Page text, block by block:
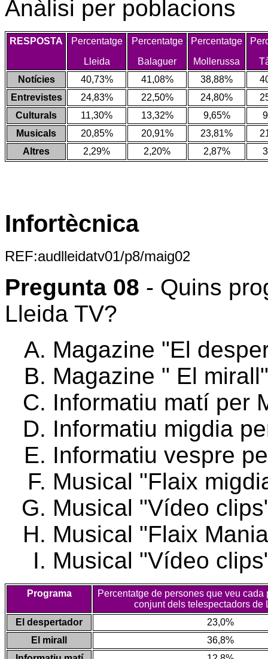
Anàlisi per poblacions
RESPOSTA
Percentatge
Lleida
Percentatge
Balaguer
Percentatge
Mollerussa
Notícies
40,73% 41,08% 38,88%
Entrevistes
24,83% 22,50% 24,80%
Culturals
11,30% 13,32% 9,65%
Musicals
20,85% 20,91% 23,81%
Altres
2,29% 2,20% 2,87%
Infortècnica
REF:audlleidatv01/p8/maig02
Pregunta 08 - Quins
Lleida TV?
Magazine "El
Magazine " El
Informatiu matí per
Informatiu migdia
Informatiu vespre
Musical "Flaix
Musical "Vídeo
Musical "Flaix
Musical "Vídeo
Programa
Percentatge de persones que veu cada
conjunt dels telespectadors de
El despertador
23,0%
El mirall
36,8%